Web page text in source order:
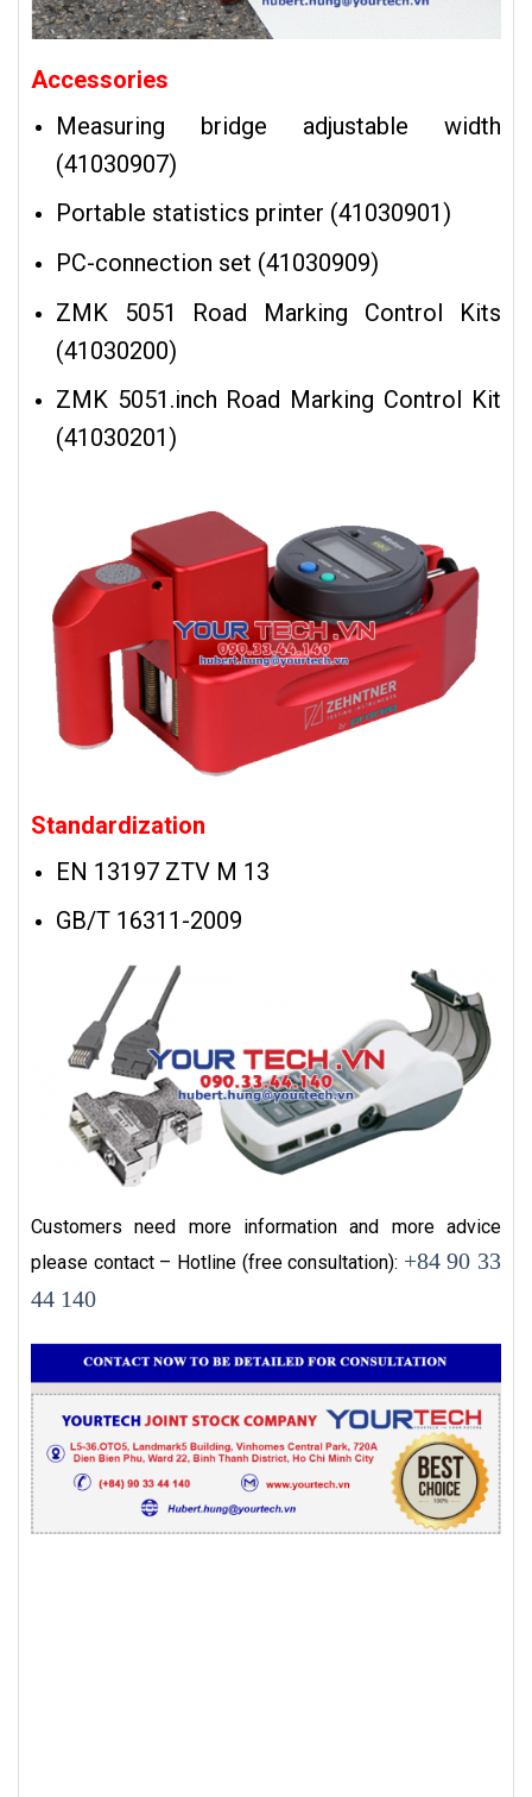
Accessories
Measuring bridge adjustable width
(41030907)
Portable statistics printer (41030901)
PC-connection set (41030909)
ZMK 5051 Road Marking Control Kits
(41030200)
ZMK 5051.inch Road Marking Control Kit
(41030201)
Standardization
EN 13197 ZTV M 13
GB/T 16311-2009
Customers need more information and more advice
please contact – Hotline (free consultation): +84 90 33
44 140